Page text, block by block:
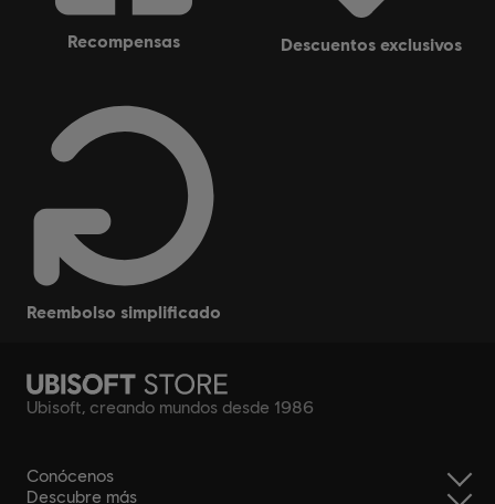
recompensas descuentos exclusivos
reembolso simplificado
Ubisoft, creando mundos desde 1986
Conócenos
Descubre más